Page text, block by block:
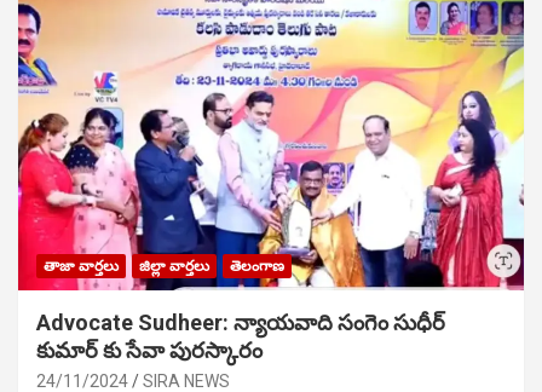
తాజా వార్తలు జిల్లా వార్తలు తెలంగాణ
Advocate Sudheer: న్యాయవాది సంగెం సుధీర్
కుమార్ కు సేవా పురస్కారం
24/11/2024 SIRA NEWS